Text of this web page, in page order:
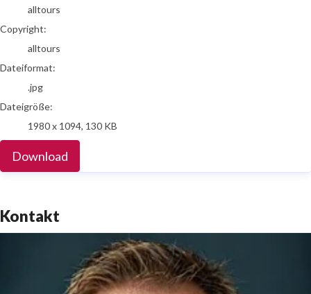
alltours
Copyright:
alltours
Dateiformat:
.jpg
Dateigröße:
1980 x 1094, 130 KB
Download
Kontakt